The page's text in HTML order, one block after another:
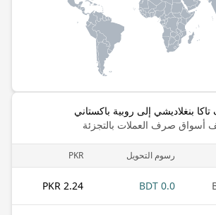
بنغلاديشي إلى روبية باكستاني
أسواق صرف العملات بالتجزئة
رسوم التحويل PKR
0.0 BDT
2.24 PKR